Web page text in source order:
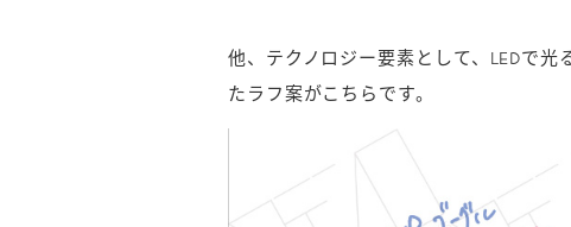
他、テクノロジー要素として、LEDで
たラフ案がこちらです。